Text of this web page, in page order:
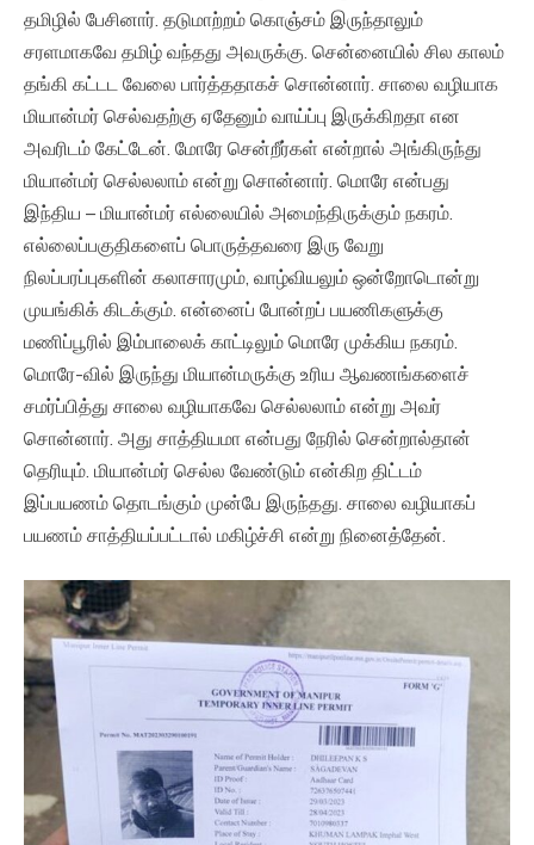
தமிழில் பேசினார். தடுமாற்றம் கொஞ்சம் இருந்தாலும்
சரளமாகவே தமிழ் வந்தது அவருக்கு. சென்னையில் சில காலம்
தங்கி கட்டட வேலை பார்த்ததாகச் சொன்னார். சாலை வழியாக
மியான்மர் செல்வதற்கு ஏதேனும் வாய்ப்பு இருக்கிறதா என
அவரிடம் கேட்டேன். மோரே சென்றீர்கள் என்றால் அங்கிருந்து
மியான்மர் செல்லலாம் என்று சொன்னார். மொரே என்பது
இந்திய – மியான்மர் எல்லையில் அமைந்திருக்கும் நகரம்.
எல்லைப்பகுதிகளைப் பொருத்தவரை இரு வேறு
நிலப்பரப்புகளின் கலாசாரமும், வாழ்வியலும் ஒன்றோடொன்று
முயங்கிக் கிடக்கும். என்னைப் போன்றப் பயணிகளுக்கு
மணிப்பூரில் இம்பாலைக் காட்டிலும் மொரே முக்கிய நகரம்.
மொரே-வில் இருந்து மியான்மருக்கு உரிய ஆவணங்களைச்
சமர்ப்பித்து சாலை வழியாகவே செல்லலாம் என்று அவர்
சொன்னார். அது சாத்தியமா என்பது நேரில் சென்றால்தான்
தெரியும். மியான்மர் செல்ல வேண்டும் என்கிற திட்டம்
இப்பயணம் தொடங்கும் முன்பே இருந்தது. சாலை வழியாகப்
பயணம் சாத்தியப்பட்டால் மகிழ்ச்சி என்று நினைத்தேன்.